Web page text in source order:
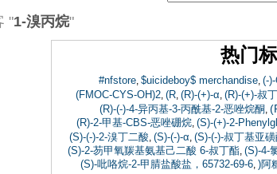
"1-溴丙烷"
热门
#nfstore, $uicideboy$ merchandise, (-
(FMOC-CYS-OH)2, (R, (R)-(+)-α, (R)-(+)-叔
(R)-(-)-4-异丙基-3-丙酰基-2-恶唑烷酮,
(R)-2-甲基-CBS-恶唑硼烷, (S)-(+)-2-
(S)-(-)-2-溴丁二酸, (S)-(-)-α, (S)-(-)-叔丁基亚
(S)-2-芴甲氧羰基氨基己二酸 6-叔丁酯, (S)-4-
(S)-吡咯烷-2-甲腈盐酸盐，65732-69-6, )阿